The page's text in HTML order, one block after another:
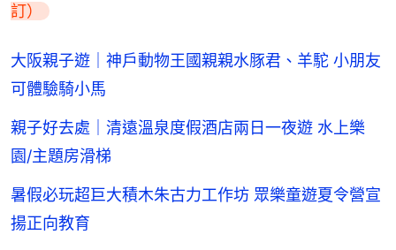
訂）
大阪親子遊｜神戶動物王國親親水豚君、羊駝 小朋友
可體驗騎小馬
親子好去處｜清遠溫泉度假酒店兩日一夜遊 水上樂
園/主題房滑梯
暑假必玩超巨大積木朱古力工作坊 眾樂童遊夏令營宣
揚正向教育